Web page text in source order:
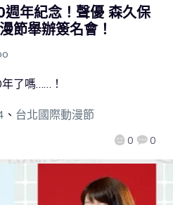
週年紀念！聲優 森久保
節舉辦簽名會！
0 0
了嗎……！
、 台北國際動漫節